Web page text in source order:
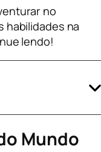
no
habilidades na
lendo!
Mundo